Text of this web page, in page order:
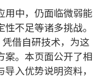
用中，仍面临微弱能
不足等诸多挑战。
借自研技术，为这
案。本页面公开了相
入优势说明资料，